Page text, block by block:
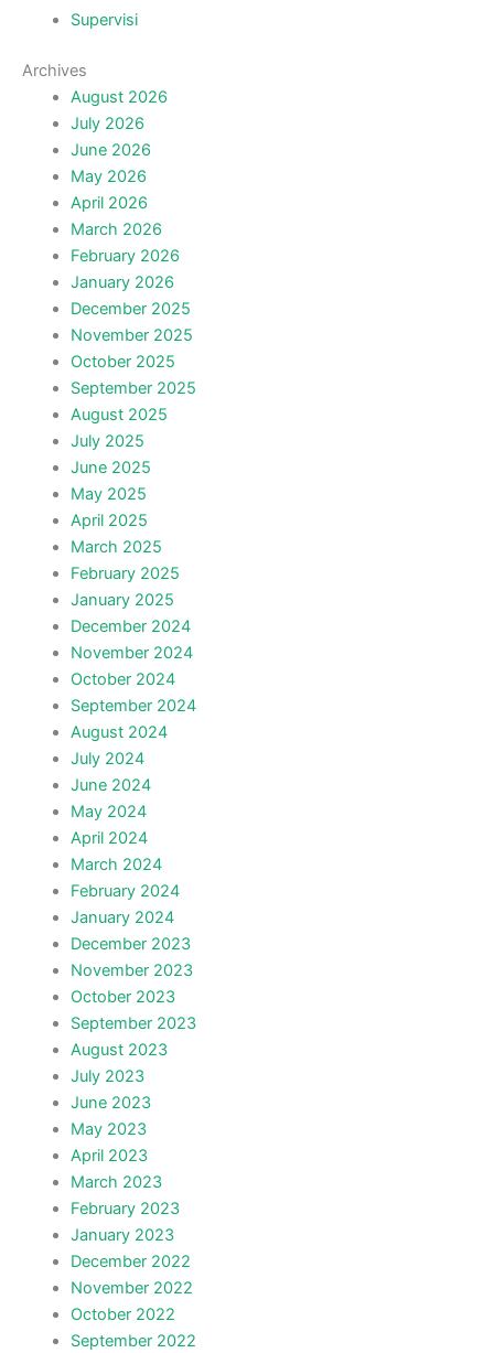
Supervisi
Archives
August 2026
July 2026
June 2026
May 2026
April 2026
March 2026
February 2026
January 2026
December 2025
November 2025
October 2025
September 2025
August 2025
July 2025
June 2025
May 2025
April 2025
March 2025
February 2025
January 2025
December 2024
November 2024
October 2024
September 2024
August 2024
July 2024
June 2024
May 2024
April 2024
March 2024
February 2024
January 2024
December 2023
November 2023
October 2023
September 2023
August 2023
July 2023
June 2023
May 2023
April 2023
March 2023
February 2023
January 2023
December 2022
November 2022
October 2022
September 2022